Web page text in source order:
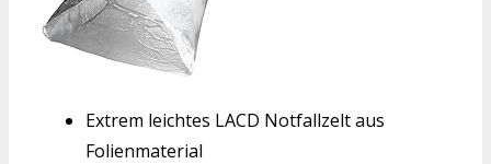
Extrem leichtes LACD Notfallzelt aus
Folienmaterial